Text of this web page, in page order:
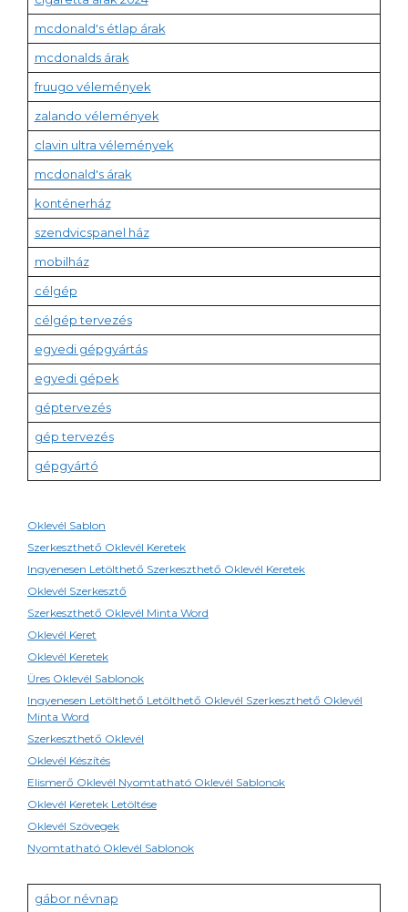
mcdonald's étlap árak
mcdonalds árak
fruugo vélemények
zalando vélemények
clavin ultra vélemények
mcdonald's árak
konténerház
szendvicspanel ház
mobilház
célgép
célgép tervezés
egyedi gépgyártás
egyedi gépek
géptervezés
gép tervezés
gépgyártó
Oklevél Sablon
Szerkeszthető Oklevél Keretek
Ingyenesen Letölthető Szerkeszthető Oklevél Keretek
Oklevél Szerkesztő
Szerkeszthető Oklevél Minta Word
Oklevél Keret
Oklevél Keretek
Üres Oklevél Sablonok
Ingyenesen Letölthető Letölthető Oklevél Szerkeszthető Oklevél
Minta Word
Szerkeszthető Oklevél
Oklevél Készítés
Elismerő Oklevél Nyomtatható Oklevél Sablonok
Oklevél Keretek Letöltése
Oklevél Szövegek
Nyomtatható Oklevél Sablonok
gábor névnap